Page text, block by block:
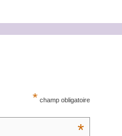
* champ obligatoire
*